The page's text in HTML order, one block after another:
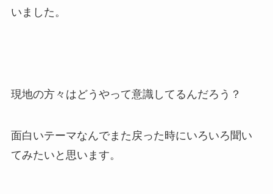
いました。
現地の方々はどうやって意識してるんだろう？
面白いテーマなんでまた戻った時にいろいろ聞い
てみたいと思います。